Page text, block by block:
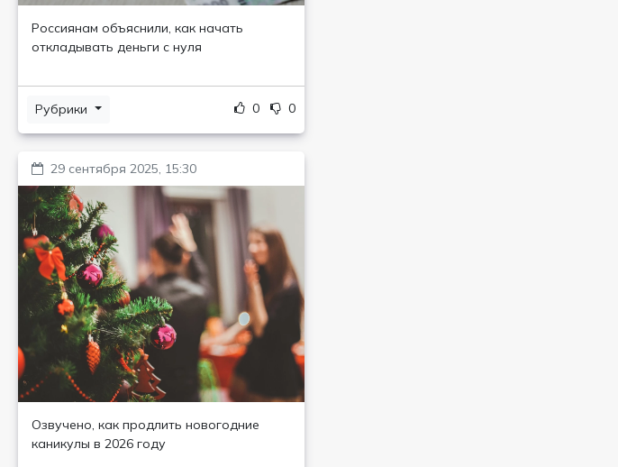
Россиянам объяснили, как начать
откладывать деньги с нуля
Рубрики 0 0
29 сентября 2025, 15:30
Озвучено, как продлить новогодние
каникулы в 2026 году